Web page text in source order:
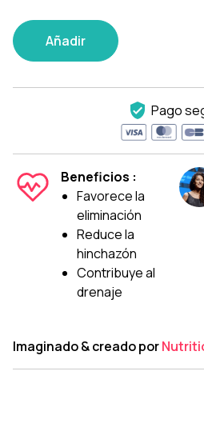
Añadir
Pago
Beneficios :
Favorece la
eliminación
Reduce la
hinchazón
Contribuye al
drenaje
Imaginado & creado por